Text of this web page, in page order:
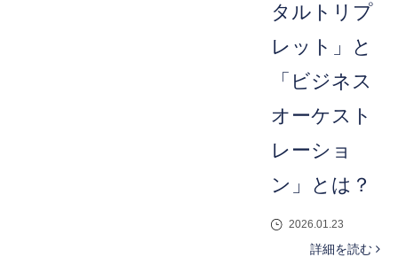
タルトリプ
レット」と
「ビジネス
オーケスト
レーショ
ン」とは？
2026.01.23
詳細を読む